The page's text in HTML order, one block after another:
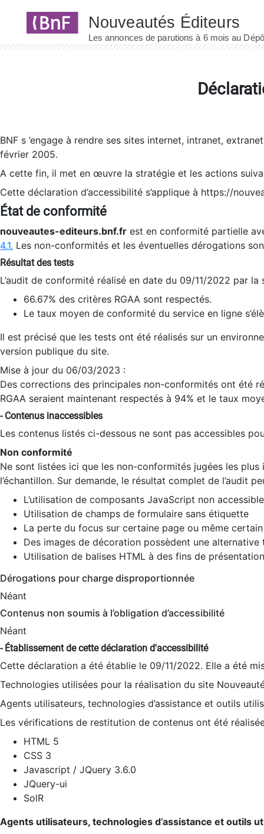
BNF s ’engage à rendre ses sites internet, intranet,
février 2005.
A cette fin, il met en œuvre la stratégie et les actions
Cette déclaration d’accessibilité s’applique à https://
État de conformité
nouveautes-editeurs.bnf.fr est en conformité partielle
4.1. Les non-conformités et les éventuelles dérogations
Résultat des tests
L’audit de conformité réalisé en date du 09/11/2022 par
66.67% des critères RGAA sont respectés.
Le taux moyen de conformité du service en ligne
Il est précisé que les tests ont été réalisés sur un
version publique du site.
Mise à jour du 06/03/2023 :
Des corrections des principales non-conformités ont été
RGAA seraient maintenant respectés à 94% et le taux
- Contenus inaccessibles
Les contenus listés ci-dessous ne sont pas accessibles
Non conformité
Ne sont listées ici que les non-conformités jugées les
l’échantillon. Sur demande, le résultat complet de l’audit
L’utilisation de composants JavaScript non
Utilisation de champs de formulaire sans étiquette
La perte du focus sur certaine page ou même
Des images de décoration possèdent une alternative
Utilisation de balises HTML à des fins de
Dérogations pour charge disproportionnée
Néant
Contenus non soumis à l’obligation d’accessibilité
Néant
- Établissement de cette déclaration d'accessibilité
Cette déclaration a été établie le 09/11/2022. Elle a été
Technologies utilisées pour la réalisation du site
Agents utilisateurs, technologies d’assistance et outils
Les vérifications de restitution de contenus ont été
HTML 5
CSS 3
Javascript / JQuery 3.6.0
JQuery-ui
SolR
Agents utilisateurs, technologies d’assistance et outils